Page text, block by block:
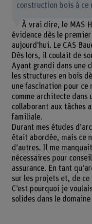
construction bois à ce
À vrai dire, le MAS
évidence dès le
aujourd’hui. Le CAS
Dès lors, il coulait de
Ayant grandi dans une
les structures en bois
une fascination pour
comme architecte dans
collaborant aux tâches
familiale.
Durant mes études
était abordée, mais ce
d’autres. Il me
nécessaires pour
assurance. En tant
sur les projets et, de
C’est pourquoi je
solides dans le